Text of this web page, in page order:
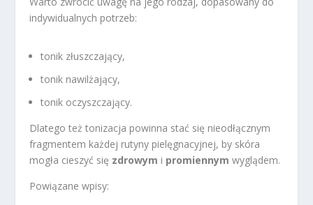
indywidualnych potrzeb:
tonik złuszczający,
tonik nawilżający,
tonik oczyszczający.
Dlatego też tonizacja powinna stać się nieodłącznym
fragmentem każdej rutyny pielęgnacyjnej, by skóra
mogła cieszyć się zdrowym i promiennym wyglądem.
Powiązane wpisy: